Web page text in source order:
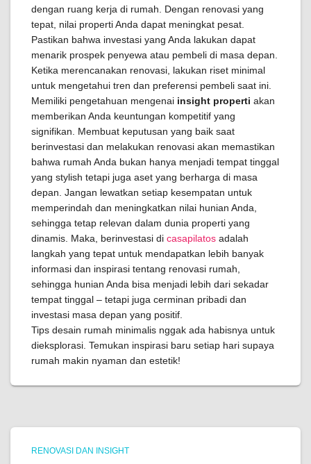
dengan ruang kerja di rumah. Dengan renovasi yang
tepat, nilai properti Anda dapat meningkat pesat.
Pastikan bahwa investasi yang Anda lakukan dapat
menarik prospek penyewa atau pembeli di masa depan.
Ketika merencanakan renovasi, lakukan riset minimal
untuk mengetahui tren dan preferensi pembeli saat ini.
Memiliki pengetahuan mengenai insight properti akan
memberikan Anda keuntungan kompetitif yang
signifikan. Membuat keputusan yang baik saat
berinvestasi dan melakukan renovasi akan memastikan
bahwa rumah Anda bukan hanya menjadi tempat tinggal
yang stylish tetapi juga aset yang berharga di masa
depan. Jangan lewatkan setiap kesempatan untuk
memperindah dan meningkatkan nilai hunian Anda,
sehingga tetap relevan dalam dunia properti yang
dinamis. Maka, berinvestasi di casapilatos adalah
langkah yang tepat untuk mendapatkan lebih banyak
informasi dan inspirasi tentang renovasi rumah,
sehingga hunian Anda bisa menjadi lebih dari sekadar
tempat tinggal – tetapi juga cerminan pribadi dan
investasi masa depan yang positif.
Tips desain rumah minimalis nggak ada habisnya untuk
dieksplorasi. Temukan inspirasi baru setiap hari supaya
rumah makin nyaman dan estetik!
RENOVASI DAN INSIGHT